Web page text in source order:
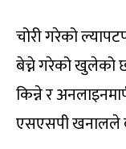
चोरी गरेको
बेच्ने गरेको खुलेको
किन्ने र
एसएसपी खनालले